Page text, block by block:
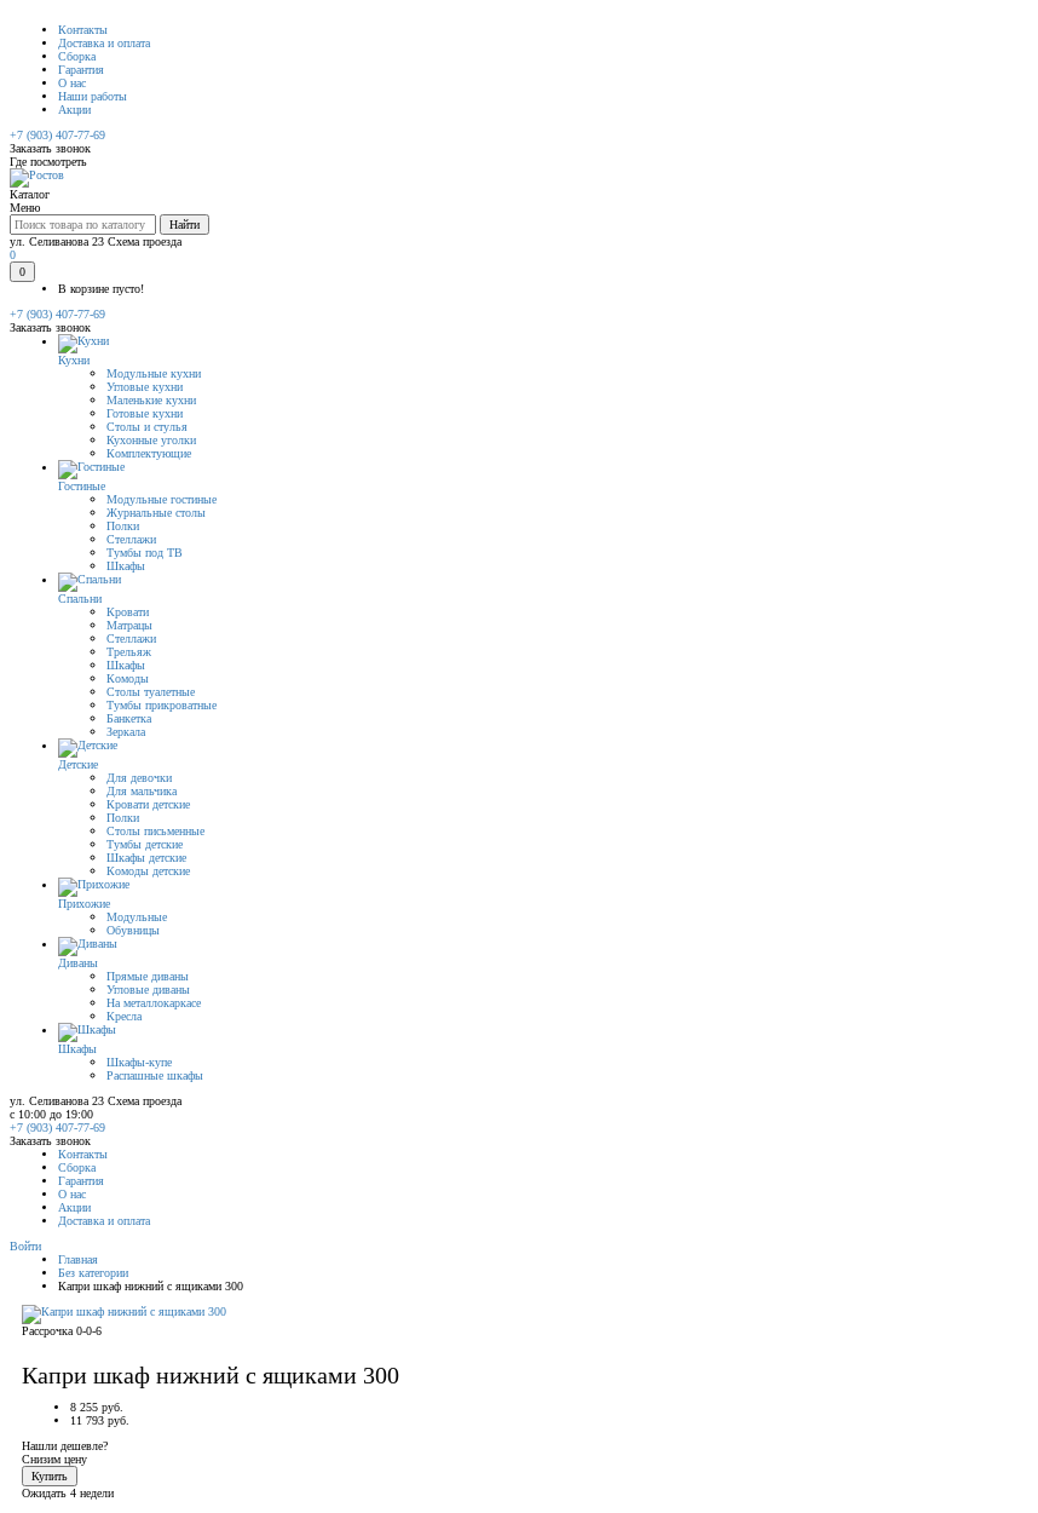
Контакты
Доставка и оплата
Сборка
Гарантия
О нас
Наши работы
Акции
+7 (903) 407-77-69
Заказать звонок
Где посмотреть
Каталог
Меню
Найти
ул. Селиванова 23 Схема проезда
0
0
В корзине пусто!
+7 (903) 407-77-69
Заказать звонок
Кухни
Модульные кухни
Угловые кухни
Маленькие кухни
Готовые кухни
Столы и стулья
Кухонные уголки
Комплектующие
Гостиные
Модульные гостиные
Журнальные столы
Полки
Стеллажи
Тумбы под ТВ
Шкафы
Спальни
Кровати
Матрацы
Стеллажи
Трельяж
Шкафы
Комоды
Столы туалетные
Тумбы прикроватные
Банкетка
Зеркала
Детские
Для девочки
Для мальчика
Кровати детские
Полки
Столы письменные
Тумбы детские
Шкафы детские
Комоды детские
Прихожие
Модульные
Обувницы
Диваны
Прямые диваны
Угловые диваны
На металлокаркасе
Кресла
Шкафы
Шкафы-купе
Распашные шкафы
ул. Селиванова 23 Схема проезда
с 10:00 до 19:00
+7 (903) 407-77-69
Заказать звонок
Контакты
Сборка
Гарантия
О нас
Акции
Доставка и оплата
Войти
Главная
Без категории
Капри шкаф нижний с ящиками 300
Рассрочка 0-0-6
Капри шкаф нижний с ящиками 300
8 255 руб.
11 793 руб.
Нашли дешевле?
Снизим цену
Купить
Ожидать 4 недели